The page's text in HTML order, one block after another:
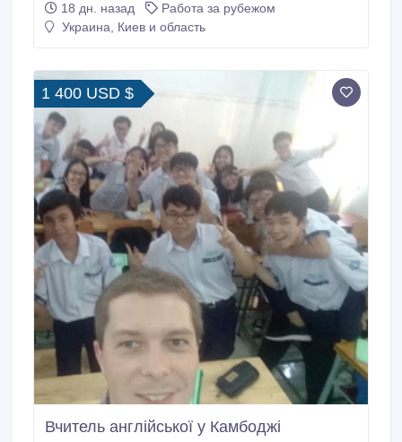
розмовна англійська 2. вік 21-30 років 3. потрібний
досвід роботи Обов'язки • Робота в американських
18 дн. назад
Работа за рубежом
Украина, Киев и область
1 400 USD $
Вчитель англійської у Камбоджі